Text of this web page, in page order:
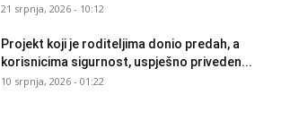
21 srpnja, 2026 - 10:12
Projekt koji je roditeljima donio predah, a
korisnicima sigurnost, uspješno priveden...
10 srpnja, 2026 - 01:22